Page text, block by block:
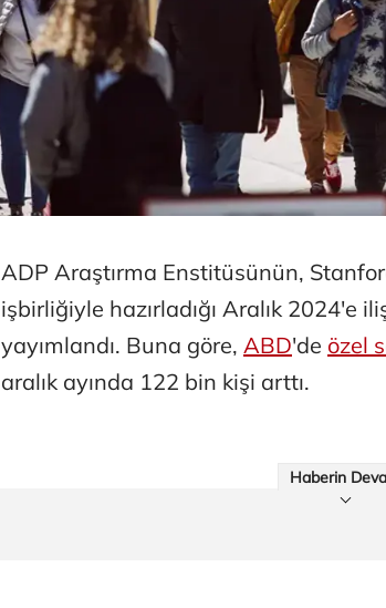
ADP Araştırma Enstitüsünün,
işbirliğiyle hazırladığı Aralık 2024'e
yayımlandı. Buna göre, ABD'de özel
aralık ayında 122 bin kişi arttı.
Haberin